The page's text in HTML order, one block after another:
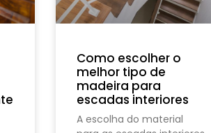
Como escolher o
melhor tipo de
madeira para
escadas interiores
A escolha do material